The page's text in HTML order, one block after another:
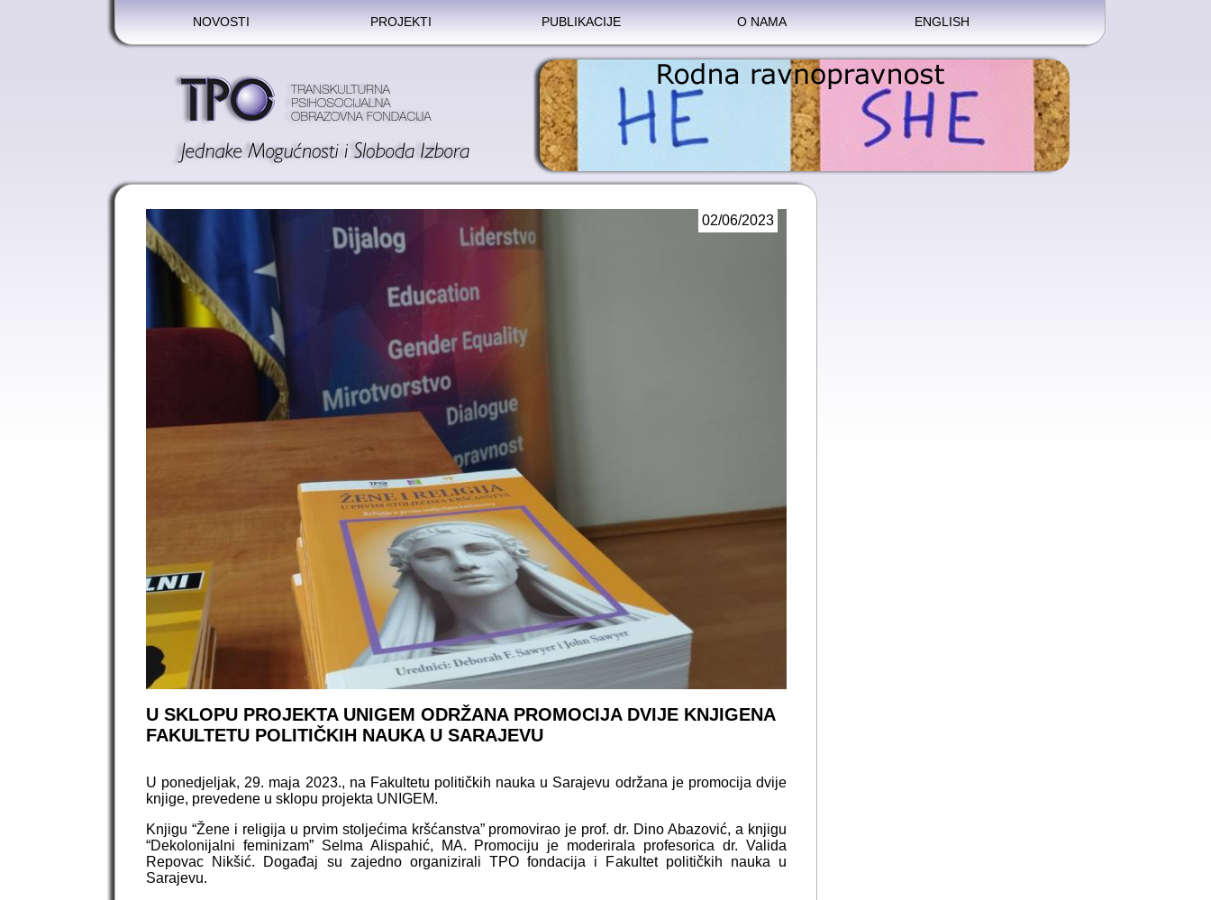
NOVOSTI PROJEKTI PUBLIKACIJE O NAMA ENGLISH
02/06/2023
U SKLOPU PROJEKTA UNIGEM ODRŽANA PROMOCIJA DVIJE KNJIGENA
FAKULTETU POLITIČKIH NAUKA U SARAJEVU
U ponedjeljak, 29. maja 2023., na Fakultetu političkih nauka u Sarajevu održana je promocija dvije
knjige, prevedene u sklopu projekta UNIGEM.
Knjigu “Žene i religija u prvim stoljećima kršćanstva” promovirao je prof. dr. Dino Abazović, a knjigu
“Dekolonijalni feminizam” Selma Alispahić, MA. Promociju je moderirala profesorica dr. Valida
Repovac Nikšić. Događaj su zajedno organizirali TPO fondacija i Fakultet političkih nauka u
Sarajevu.